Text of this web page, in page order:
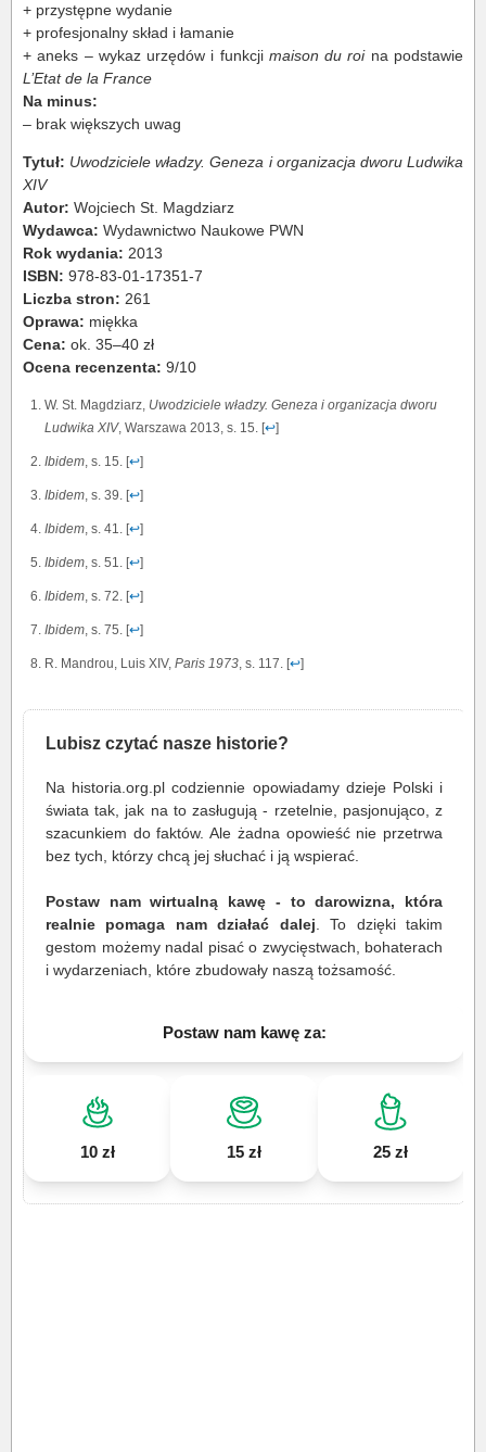
+ przystępne wydanie
+ profesjonalny skład i łamanie
+ aneks – wykaz urzędów i funkcji maison du roina podstawie
L’Etat de la France
Na minus:
– brak większych uwag
Tytuł: Uwodziciele władzy. Geneza i organizacja dworu Ludwika
XIV
Autor: Wojciech St. Magdziarz
Wydawca: Wydawnictwo Naukowe PWN
Rok wydania: 2013
ISBN: 978-83-01-17351-7
Liczba stron: 261
Oprawa: miękka
Cena: ok. 35–40 zł
Ocena recenzenta: 9/10
W. St. Magdziarz, Uwodziciele władzy. Geneza i organizacja dworu
Ludwika XIV, Warszawa 2013, s. 15. [↩]
Ibidem, s. 15. [↩]
Ibidem, s. 39. [↩]
Ibidem, s. 41. [↩]
Ibidem, s. 51. [↩]
Ibidem, s. 72. [↩]
Ibidem, s. 75. [↩]
R. Mandrou, Luis XIV, Paris 1973, s. 117. [↩]
Lubisz czytać nasze historie?
Na historia.org.pl codziennie opowiadamy dzieje Polski i
świata tak, jak na to zasługują - rzetelnie, pasjonująco, z
szacunkiem do faktów. Ale żadna opowieść nie przetrwa
bez tych, którzy chcą jej słuchać i ją wspierać.
Postaw nam wirtualną kawę - to darowizna, która
realnie pomaga nam działać dalej. To dzięki takim
gestom możemy nadal pisać o zwycięstwach, bohaterach
i wydarzeniach, które zbudowały naszą tożsamość.
Postaw nam kawę za:
10 zł 15 zł 25 zł